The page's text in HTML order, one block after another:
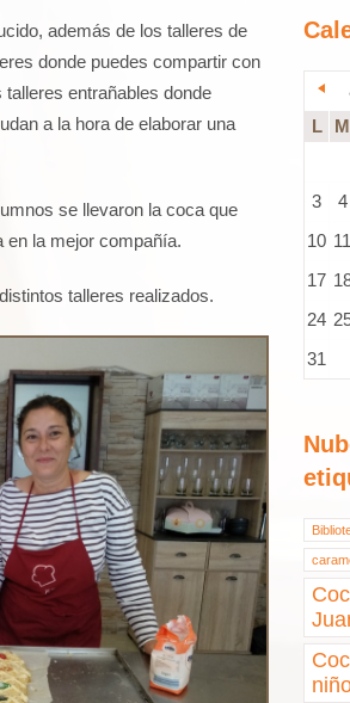
además de los talleres de
donde puedes compartir con
entrañables donde
a la hora de elaborar una
se llevaron la coca que
en la mejor compañía.
talleres realizados.
L
M
3
4
10 11
17
24
31